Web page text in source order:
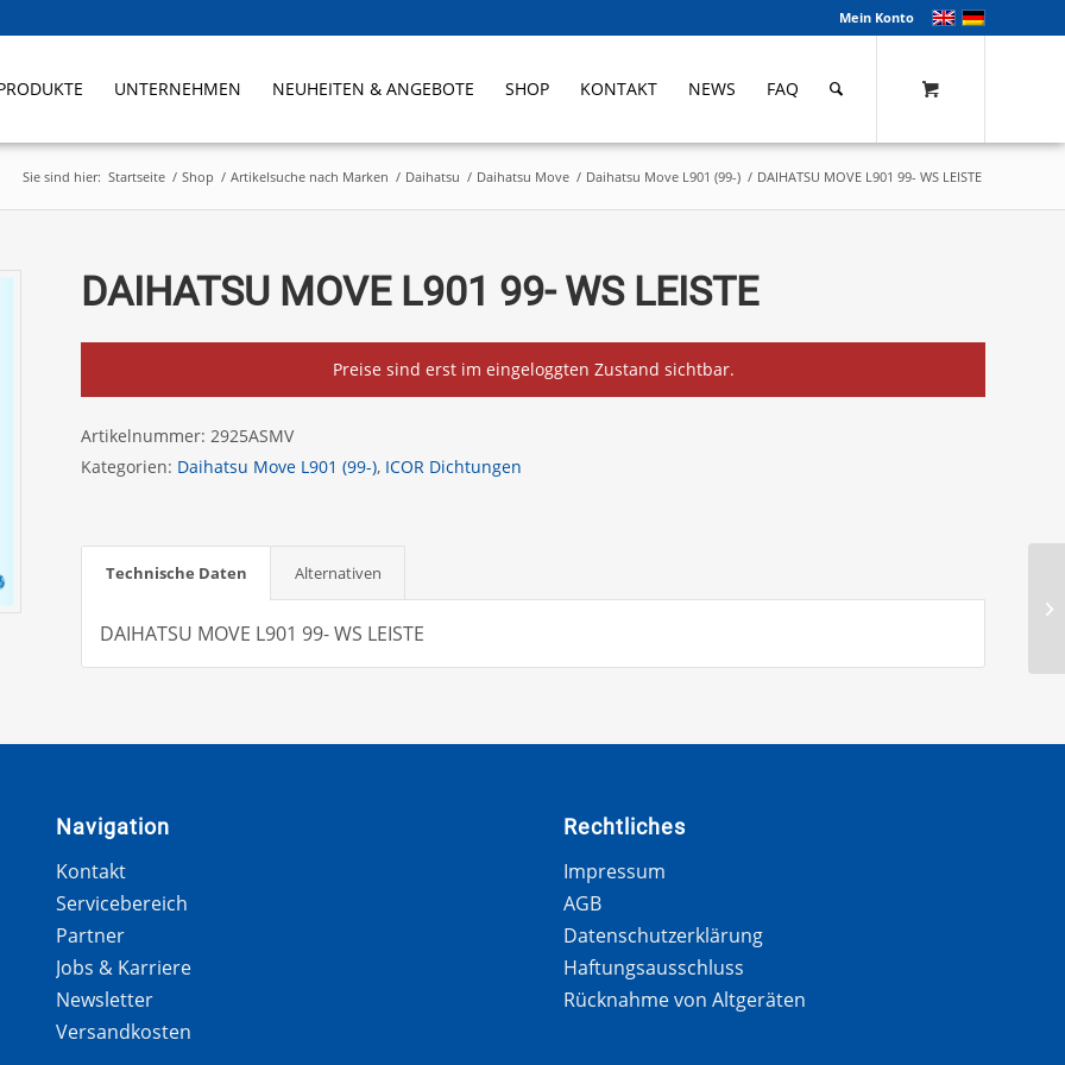
Mein Konto
UNTERNEHMEN NEUHEITEN & ANGEBOTE SHOP KONTAKT NEWS FAQ
Sie sind hier: Startseite / Shop / Artikelsuche nach Marken / Daihatsu / Daihatsu Move / Daihatsu Move L901 (99-) / DAIHATSU MOVE L901 99- WS LEISTE
DAIHATSU MOVE L901 99- WS LEISTE
Preise sind erst im eingeloggten Zustand sichtbar.
Artikelnummer:2925ASMV
Kategorien: Daihatsu Move L901 (99-), ICOR Dichtungen
Technische Daten Alternativen
DAIHATSU MOVE L901 99- WS LEISTE
Navigation
Kontakt
Servicebereich
Partner
Jobs & Karriere
Newsletter
Versandkosten
Rechtliches
Impressum
AGB
Datenschutzerklärung
Haftungsausschluss
Rücknahme von Altgeräten